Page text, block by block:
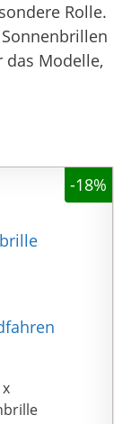
Rolle.
das Modelle,
-18%